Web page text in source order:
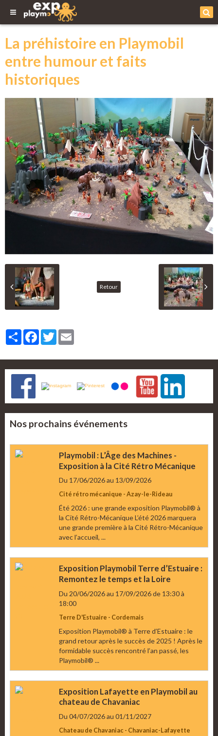
La préhistoire en Playmobil
entre humour et faits
historiques
Retour
PartagerFacebook
Twitter
Nos prochains événements
Playmobil : L’Âge des Machines -
Exposition à la Cité Rétro Mécanique
Du 17/06/2026au 13/09/2026
Cité rétro mécanique - Azay-le-Rideau
Été 2026 : une grande exposition Playmobil® à
la Cité Rétro-Mécanique L’été 2026 marquera
une grande première à la Cité Rétro-Mécanique
avec l’accueil, ...
Exposition Playmobil Terre d’Estuaire :
Remontez le temps et la Loire
Du 20/06/2026au 17/09/2026de 13:30à
18:00
Terre D'Estuaire - Cordemais
Exposition Playmobil® à Terre d’Estuaire : le
grand retour après le succès de 2025 ! Après le
formidable succès rencontré l’an passé, les
Playmobil® ...
Exposition Lafayette en Playmobil au
chateau de Chavaniac
Du 04/07/2026au 01/11/2027
Chateau de Chavaniac - Chavaniac-Lafayette